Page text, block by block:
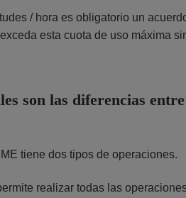
/ hora es obligatorio un
esta cuota de uso máxima
son las diferencias
tiene dos tipos de operaciones.
realizar todas las